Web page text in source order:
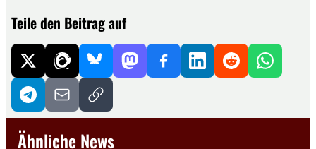
Teile den Beitrag auf
Ähnliche News